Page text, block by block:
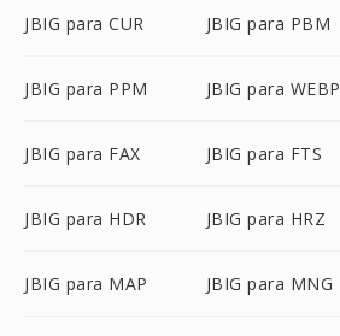
JBIG para CUR JBIG para PBM
JBIG para PPM JBIG para WEBP
JBIG para FAX JBIG para FTS
JBIG para HDR JBIG para HRZ
JBIG para MAP JBIG para MNG